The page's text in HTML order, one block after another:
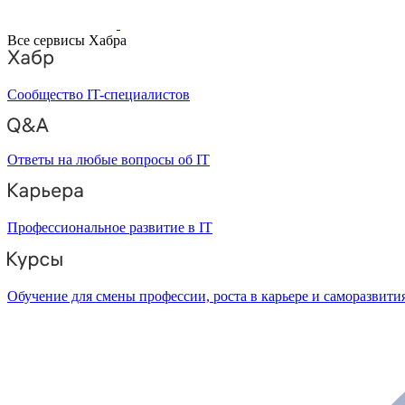
Все сервисы Хабра
Сообщество IT-специалистов
Ответы на любые вопросы об IT
Профессиональное развитие в IT
Обучение для смены профессии, роста в карьере и